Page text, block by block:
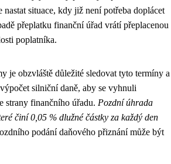
nastat situace, kdy již není potřeba doplácet
přeplatku finanční úřad vrátí přeplacenou
poplatníka.
je obzvláště důležité sledovat tyto termíny a
silniční daně, aby se vyhnuli
strany finančního úřadu. Pozdní úhrada
činí 0,05 % dlužné částky za každý den
podání daňového přiznání může být